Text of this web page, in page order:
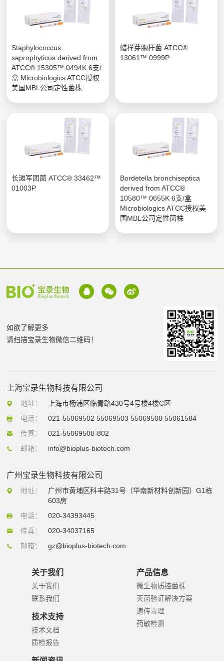
Staphylococcus
saprophyticus derived from
ATCC® 15305™ 0494K 6支/
盒 Microbiologics ATCC授权
美国MBL公司定性菌株
蜡样芽胞杆菌 ATCC®
13061™ 0999P
长滩军团菌 ATCC® 33462™
01003P
Bordetella bronchiseptica
derived from ATCC®
10580™ 0655K 6支/盒
Microbiologics ATCC授权美
国MBL公司定性菌株
如欲了解更多
请扫描宝录生物微信二维码！
上海宝录生物科技有限公司
地址：
上海市杨浦区临青路430号4号楼4楼C区
电话：
021-55069502 55069503 55069508 55061584
传真：
021-55069508-802
邮箱：
info@bioplus-biotech.com
广州宝录生物科技有限公司
地址：
广州市黄埔区科丰路31号（华南新材料创新园）G1栋
603房
电话：
020-34393445
传真：
020-34037165
邮箱：
gz@bioplus-biotech.com
关于我们
关于我们
联系我们
技术支持
技术文档
质检报告
产品信息
微生物质控菌株
灭菌验证解决方案
遗传毒理
药敏检测